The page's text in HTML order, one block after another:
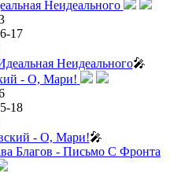
17
Неидеального🎤
18
- О, Мари!🎤